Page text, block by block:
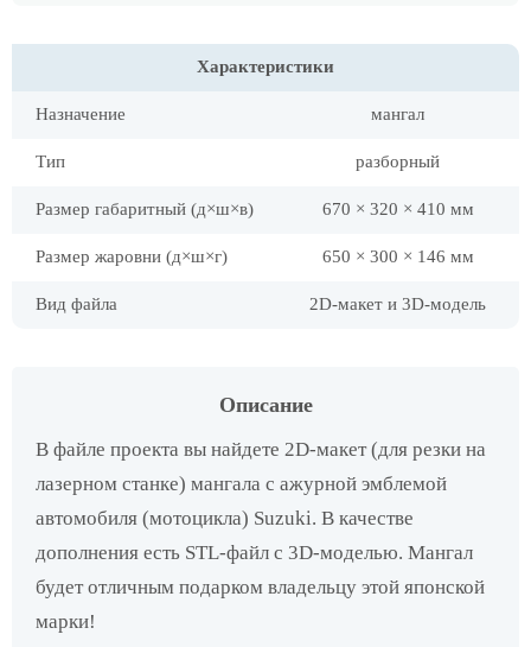
Характеристики
Назначение мангал
Тип разборный
Размер габаритный (д×ш×в) 670 × 320 × 410 мм
Размер жаровни (д×ш×г) 650 × 300 × 146 мм
Вид файла 2D-макет и 3D-модель
Описание
В файле проекта вы найдете 2D-макет (для резки на
лазерном станке) мангала с ажурной эмблемой
автомобиля (мотоцикла) Suzuki. В качестве
дополнения есть STL-файл с 3D-моделью. Мангал
будет отличным подарком владельцу этой японской
марки!